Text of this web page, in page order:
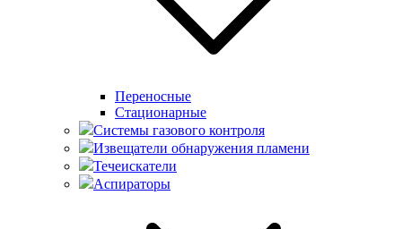
Переносные
Стационарные
Системы газового контроля
Извещатели обнаружения пламени
Течеискатели
Аспираторы